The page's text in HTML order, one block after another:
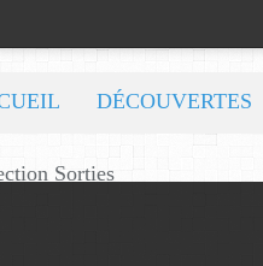
DÉCOUVERTES